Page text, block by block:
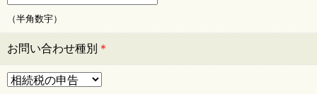
（半角数宇）
お問い合わせ種別 ＊